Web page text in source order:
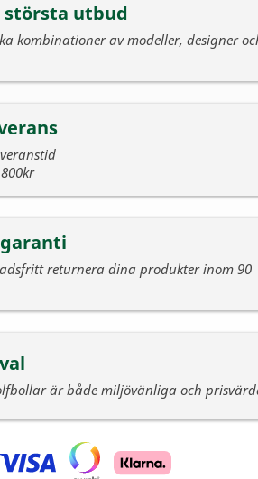
största utbud
kombinationer av modeller, designer
returnera dina produkter inom 90
är både miljövänliga och